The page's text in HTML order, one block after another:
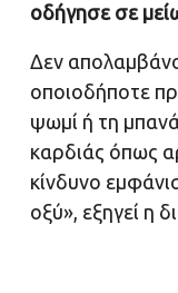
οδήγησε σε
Δεν
οποιοδήποτε
ψωμί ή τη
καρδιάς όπως
κίνδυνο
οξύ», εξηγεί η